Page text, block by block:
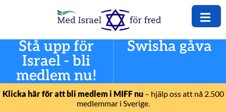
Stå upp för
Israel - bli
medlem nu!
Swisha gåva
Klicka här för att bli medlem i MIFF nu– hjälp oss att nå 2.500
medlemmar i Sverige.